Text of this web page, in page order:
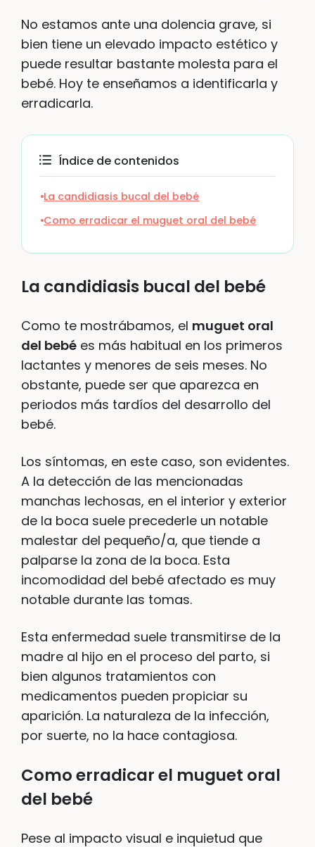
No estamos ante una dolencia grave, si
bien tiene un elevado impacto estético y
puede resultar bastante molesta para el
bebé. Hoy te enseñamos a identificarla y
erradicarla.
Índice de contenidos
La candidiasis bucal del bebé
Como erradicar el muguet oral del bebé
La candidiasis bucal del bebé
Como te mostrábamos, el muguet oral
del bebé es más habitual en los primeros
lactantes y menores de seis meses. No
obstante, puede ser que aparezca en
periodos más tardíos del desarrollo del
bebé.
Los síntomas, en este caso, son evidentes.
A la detección de las mencionadas
manchas lechosas, en el interior y exterior
de la boca suele precederle un notable
malestar del pequeño/a, que tiende a
palparse la zona de la boca. Esta
incomodidad del bebé afectado es muy
notable durante las tomas.
Esta enfermedad suele transmitirse de la
madre al hijo en el proceso del parto, si
bien algunos tratamientos con
medicamentos pueden propiciar su
aparición. La naturaleza de la infección,
por suerte, no la hace contagiosa.
Como erradicar el muguet oral
del bebé
Pese al impacto visual e inquietud que